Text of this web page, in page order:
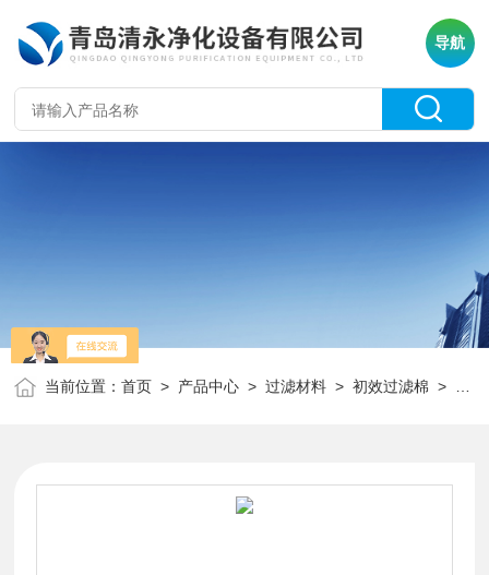
导航
当前位置：首页 > 产品中心 >过滤材料 >初效过滤棉 > 粗效棉